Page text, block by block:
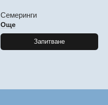
Семеринги
Още
Запитване